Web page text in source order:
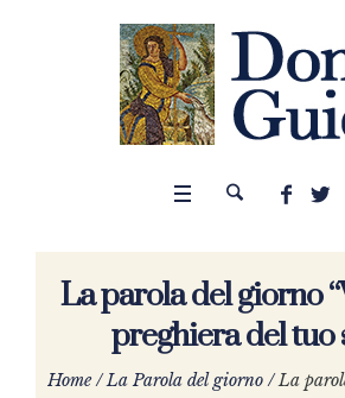
La parola del giorno
preghiera del tuo
Home /La Parola del giorno /La